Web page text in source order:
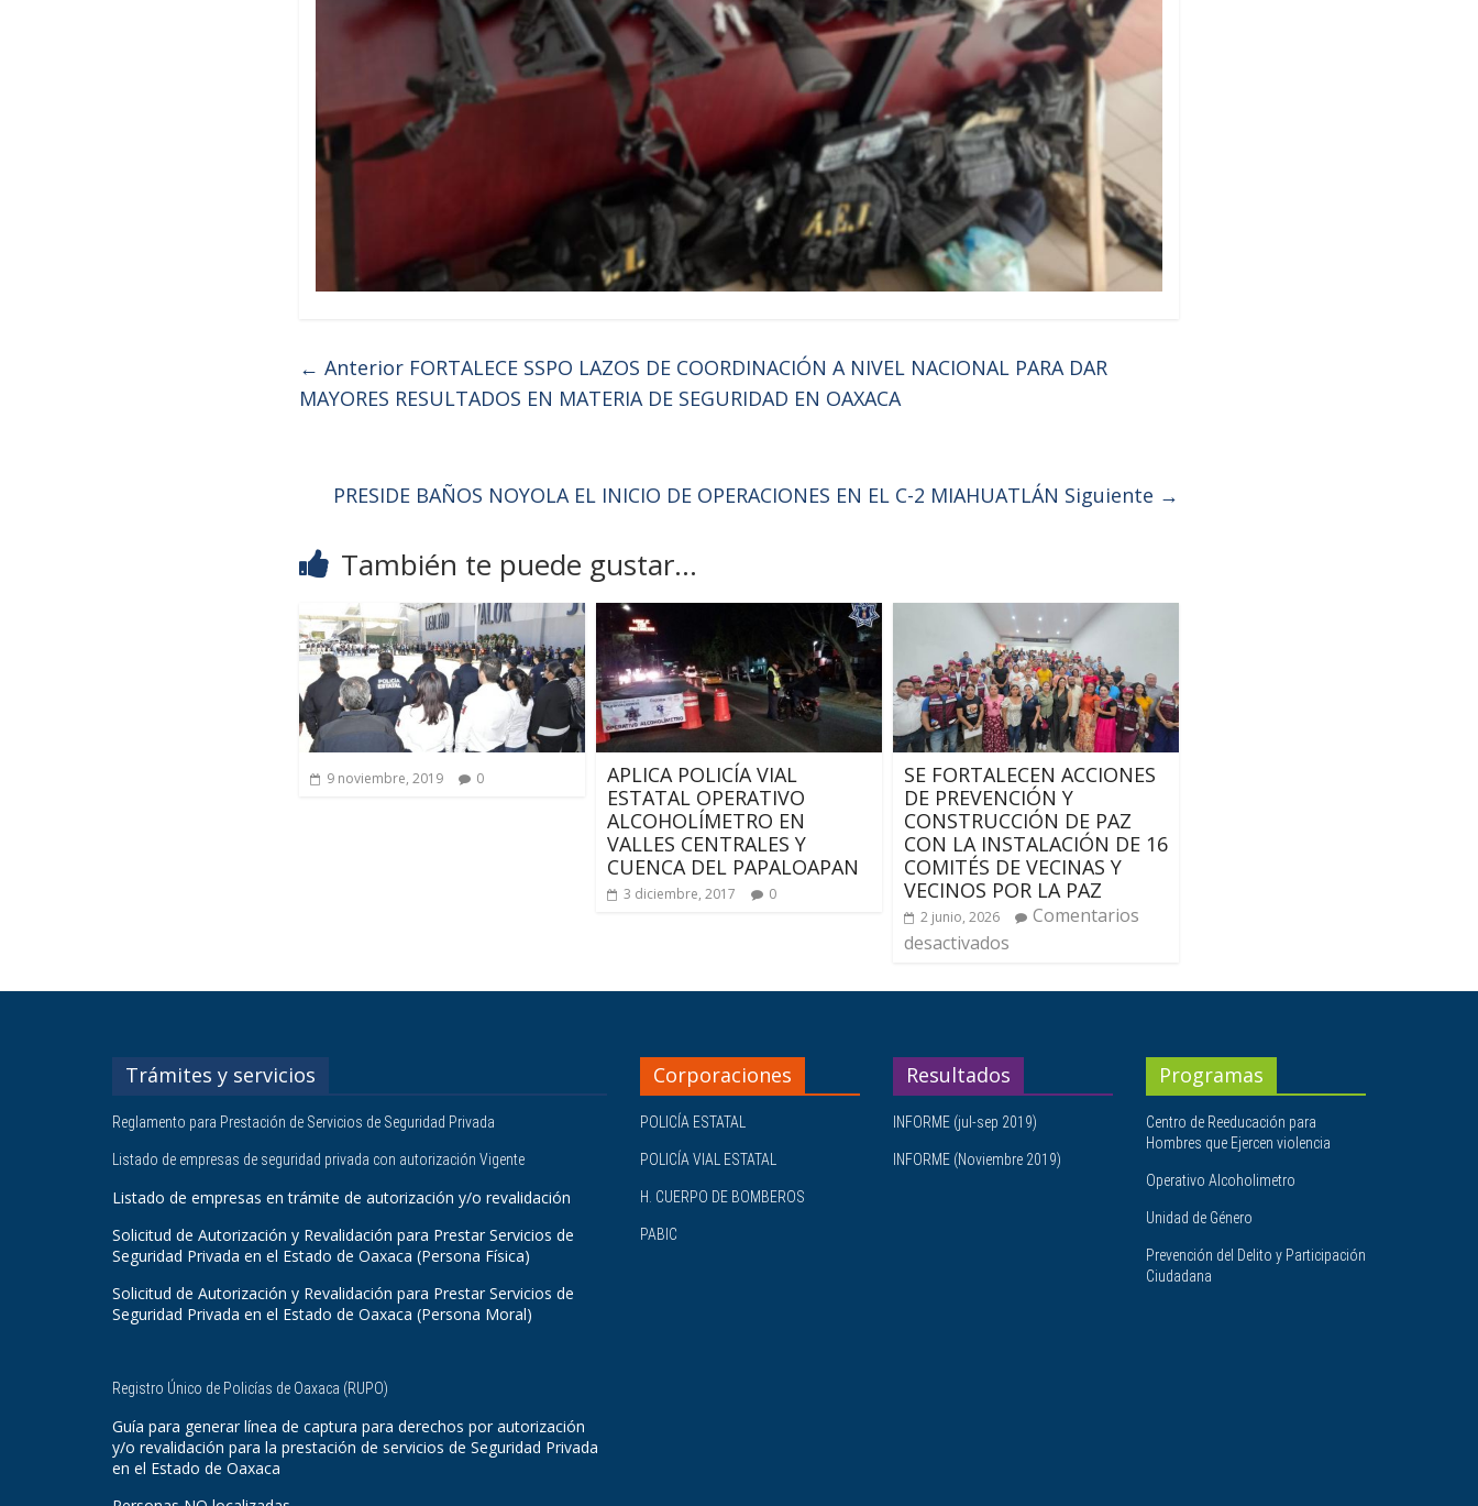
← Anterior FORTALECE SSPO LAZOS DE COORDINACIÓN A NIVEL NACIONAL PARA DAR
MAYORES RESULTADOS EN MATERIA DE SEGURIDAD EN OAXACA
PRESIDE BAÑOS NOYOLA EL INICIO DE OPERACIONES EN EL C-2 MIAHUATLÁN Siguiente →
También te puede gustar...
9 noviembre, 2019 0
APLICA POLICÍA VIAL
ESTATAL OPERATIVO
ALCOHOLÍMETRO EN
VALLES CENTRALES Y
CUENCA DEL PAPALOAPAN
3 diciembre, 2017 0
SE FORTALECEN ACCIONES
DE PREVENCIÓN Y
CONSTRUCCIÓN DE PAZ
CON LA INSTALACIÓN DE 16
COMITÉS DE VECINAS Y
VECINOS POR LA PAZ
2 junio, 2026
Comentarios
desactivados
Trámites y servicios
Reglamento para Prestación de Servicios de Seguridad Privada
Listado de empresas de seguridad privada con autorización Vigente
Listado de empresas en trámite de autorización y/o revalidación
Solicitud de Autorización y Revalidación para Prestar Servicios de
Seguridad Privada en el Estado de Oaxaca (Persona Física)
Solicitud de Autorización y Revalidación para Prestar Servicios de
Seguridad Privada en el Estado de Oaxaca (Persona Moral)
Registro Único de Policías de Oaxaca (RUPO)
Guía para generar línea de captura para derechos por autorización
y/o revalidación para la prestación de servicios de Seguridad Privada
en el Estado de Oaxaca
Corporaciones
POLICÍA ESTATAL
POLICÍA VIAL ESTATAL
H. CUERPO DE BOMBEROS
PABIC
Resultados
INFORME (jul-sep 2019)
INFORME (Noviembre 2019)
Programas
Centro de Reeducación para
Hombres que Ejercen violencia
Operativo Alcoholimetro
Unidad de Género
Prevención del Delito y Participación
Ciudadana